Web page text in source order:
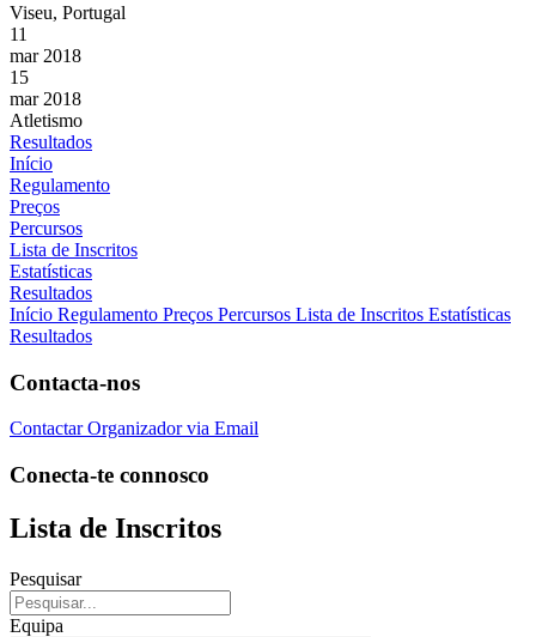
Viseu, Portugal
11
mar 2018
15
mar 2018
Atletismo
Resultados
Início
Regulamento
Preços
Percursos
Lista de Inscritos
Estatísticas
Resultados
Início Regulamento Preços Percursos Lista de Inscritos Estatísticas
Resultados
Contacta-nos
Contactar Organizador via Email
Conecta-te connosco
Lista de Inscritos
Pesquisar
Equipa